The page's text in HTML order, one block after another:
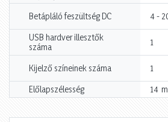
Betápláló feszültség DC 4 -
USB hardver illesztők
száma
1
Kijelző színeinek száma 1
Előlapszélesség 14